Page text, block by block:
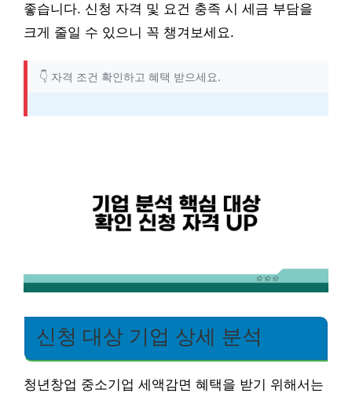
좋습니다. 신청 자격 및 요건 충족 시 세금 부담을
크게 줄일 수 있으니 꼭 챙겨보세요.
👇 자격 조건 확인하고 혜택 받으세요.
신청 대상 기업 상세 분석
청년창업 중소기업 세액감면 혜택을 받기 위해서는